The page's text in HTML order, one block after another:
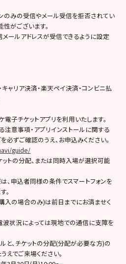
のみの受信やメール受信を拒否されてい
がございます。
ールアドレスが受信できるように設定
キャリア決済・楽天ペイ決済・コンビニ払
子チケットアプリを利用いたします。
意事項・アプリインストールに関する
必ずご確認のうえ、お申込みください。
guide/
トの分配、または同時入場が選択可能
、申込者同様の条件でスマートフォンを
。
の場合のみ)は前日までにお済ませく
状況によっては現地での通信に支障を
と、チケットの分配(分配が必要な方)の
えでご来場ください。